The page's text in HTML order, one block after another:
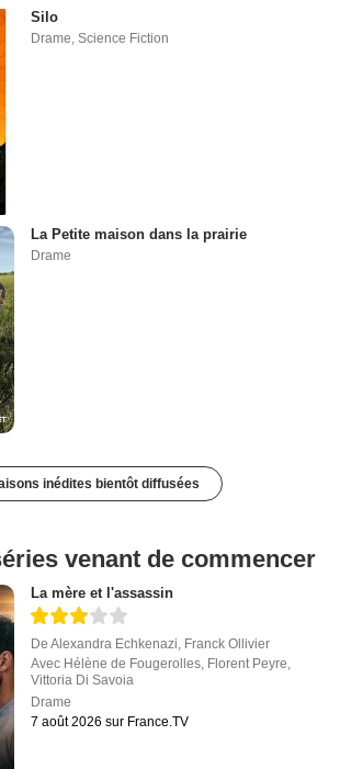
Silo
Drame,Science Fiction
La Petite maison dans la prairie
Drame
inédites bientôt diffusées
venant de commencer
La mère et l'assassin
DeAlexandra Echkenazi Franck Ollivier
Avec Hélène de Fougerolles Florent Peyre
Vittoria Di Savoia
Drame
7 août 2026 sur France.TV